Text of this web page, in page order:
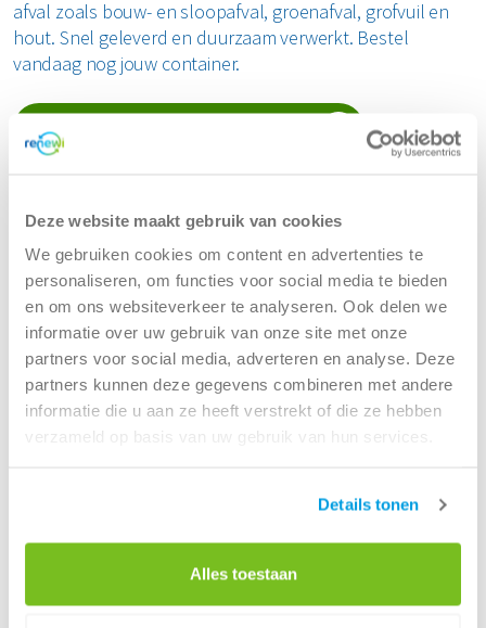
Deze website maakt gebruik van cookies
We gebruiken cookies om content en advertenties te
personaliseren, om functies voor social media te bieden
en om ons websiteverkeer te analyseren. Ook delen we
informatie over uw gebruik van onze site met onze
partners voor social media, adverteren en analyse. Deze
partners kunnen deze gegevens combineren met andere
informatie die u aan ze heeft verstrekt of die ze hebben
verzameld op basis van uw gebruik van hun services.
Details tonen
Alles toestaan
afval zoals bouw- en sloopafval, groenafval, grofvuil en
hout. Snel geleverd en duurzaam verwerkt. Bestel
vandaag nog jouw container.
Container huren als particuliere klant
Renewi - Oss (Dommelstraat)
Dommelstraat 46
5347 JL Oss
08:00 - 17:00
woensdag
08:00 - 17:00